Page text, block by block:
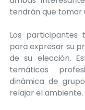
tendrán que tomar
Los
para expresar su
de su elección.
temáticas
dinámica de
relajar el ambiente.